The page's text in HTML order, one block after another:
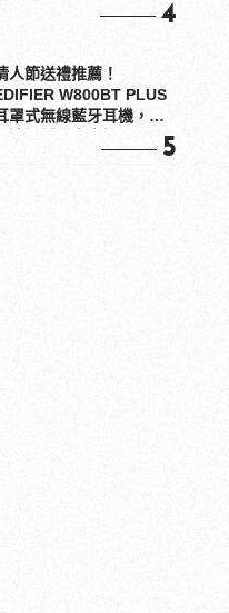
4
人節送禮推薦！
W800BT PLUS
罩式無線藍牙耳機，在
5